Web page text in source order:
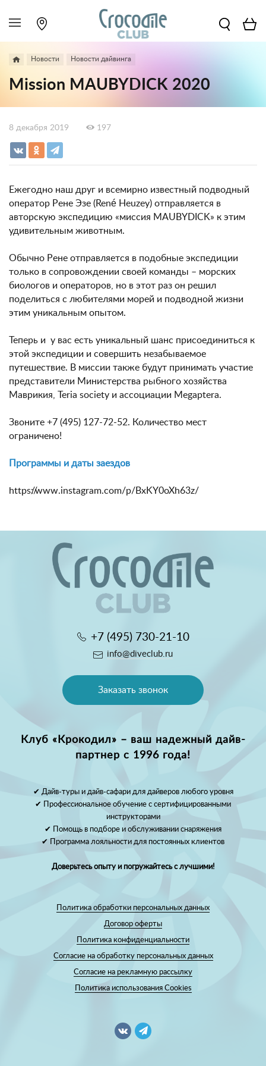
Новости Новости дайвинга
Mission MAUBYDICK 2020
8 декабря 2019 197
Ежегодно наш друг и всемирно известный подводный
оператор Рене Эзе (René Heuzey) отправляется в
авторскую экспедицию «миссия MAUBYDICK» к этим
удивительным животным.
Обычно Рене отправляется в подобные экспедиции
только в сопровождении своей команды – морских
биологов и операторов, но в этот раз он решил
поделиться с любителями морей и подводной жизни
этим уникальным опытом.
Теперь и у вас есть уникальный шанс присоединиться к
этой экспедиции и совершить незабываемое
путешествие. В миссии также будут принимать участие
представители Министерства рыбного хозяйства
Маврикия, Teria society и ассоциации Megaptera.
Звоните +7 (495) 127-72-52. Количество мест
ограничено!
Программы и даты заездов
https://www.instagram.com/p/BxKY0oXh63z/
+7 (495) 730-21-10
info@diveclub.ru
Заказать звонок
Клуб «Крокодил» – ваш надежный дайв-
партнер с 1996 года!
✔ Дайв-туры и дайв-сафари для дайверов любого уровня
✔ Профессиональное обучение с сертифицированными
инструкторами
✔ Помощь в подборе и обслуживании снаряжения
✔ Программа лояльности для постоянных клиентов
Доверьтесь опыту и погружайтесь с лучшими!
Политика обработки персональных данных
Договор оферты
Политика конфиденциальности
Согласие на обработку персональных данных
Согласие на рекламную рассылку
Политика использования Cookies